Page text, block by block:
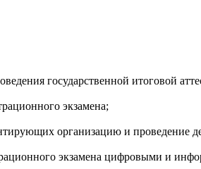
государственной итоговой
экзамена;
организацию и проведение
экзамена цифровыми и